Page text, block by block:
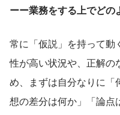
ーー業務をする上でどの
常に「仮説」を持って動
性が高い状況や、正解の
め、まずは自分なりに「
想の差分は何か」「論点